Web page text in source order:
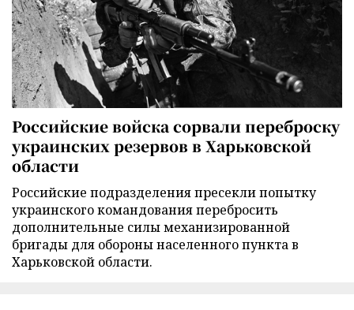
Российские войска сорвали переброску
украинских резервов в Харьковской
области
Российские подразделения пресекли попытку
украинского командования перебросить
дополнительные силы механизированной
бригады для обороны населенного пункта в
Харьковской области.